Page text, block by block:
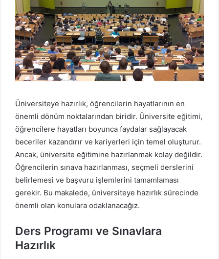
Üniversiteye hazırlık, öğrencilerin hayatlarının en
önemli dönüm noktalarından biridir. Üniversite eğitimi,
öğrencilere hayatları boyunca faydalar sağlayacak
beceriler kazandırır ve kariyerleri için temel oluşturur.
Ancak, üniversite eğitimine hazırlanmak kolay değildir.
Öğrencilerin sınava hazırlanması, seçmeli derslerini
belirlemesi ve başvuru işlemlerini tamamlaması
gerekir. Bu makalede, üniversiteye hazırlık sürecinde
önemli olan konulara odaklanacağız.
Ders Programı ve Sınavlara
Hazırlık